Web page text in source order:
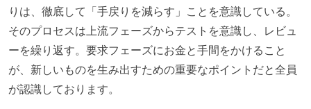
りは、徹底して「手戻りを減らす」ことを意識している。
そのプロセスは上流フェーズからテストを意識し、レビュ
ーを繰り返す。要求フェーズにお金と手間をかけること
が、新しいものを生み出すための重要なポイントだと全員
が認識しております。